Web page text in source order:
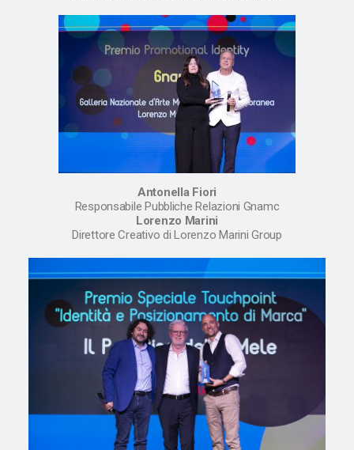
Antonella Fiori
Responsabile Pubbliche Relazioni Gnamc
Lorenzo Marini
Direttore Creativo di Lorenzo Marini Group